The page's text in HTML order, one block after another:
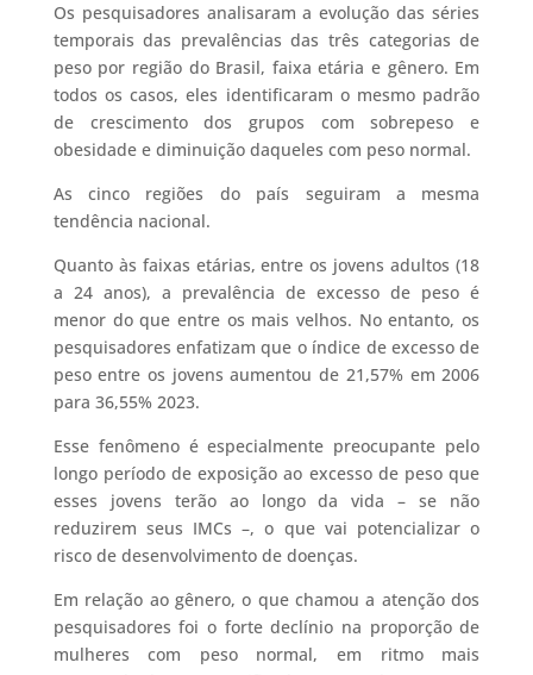
Os pesquisadores analisaram a evolução das séries
temporais das prevalências das três categorias de
peso por região do Brasil, faixa etária e gênero. Em
todos os casos, eles identificaram o mesmo padrão
de crescimento dos grupos com sobrepeso e
obesidade e diminuição daqueles com peso normal.
As cinco regiões do país seguiram a mesma
tendência nacional.
Quanto às faixas etárias, entre os jovens adultos (18
a 24 anos), a prevalência de excesso de peso é
menor do que entre os mais velhos. No entanto, os
pesquisadores enfatizam que o índice de excesso de
peso entre os jovens aumentou de 21,57% em 2006
para 36,55% 2023.
Esse fenômeno é especialmente preocupante pelo
longo período de exposição ao excesso de peso que
esses jovens terão ao longo da vida – se não
reduzirem seus IMCs –, o que vai potencializar o
risco de desenvolvimento de doenças.
Em relação ao gênero, o que chamou a atenção dos
pesquisadores foi o forte declínio na proporção de
mulheres com peso normal, em ritmo mais